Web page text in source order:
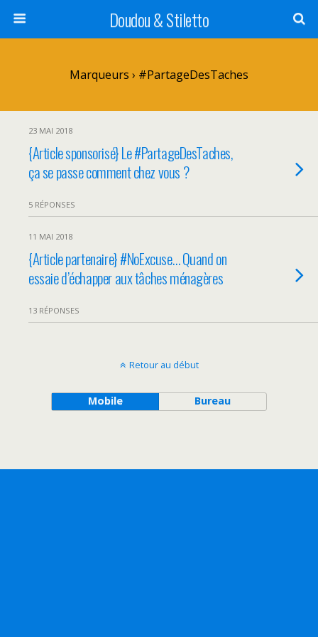
Doudou & Stiletto
Marqueurs › #PartageDesTaches
23 MAI 2018
{Article sponsorisé} Le #PartageDesTaches,
ça se passe comment chez vous ?
5 RÉPONSES
11 MAI 2018
{Article partenaire} #NoExcuse… Quand on
essaie d’échapper aux tâches ménagères
13 RÉPONSES
Retour au début
Mobile Bureau